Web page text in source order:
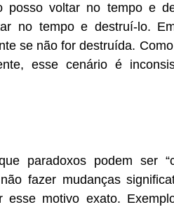
voltar no tempo e
no tempo e destruí-lo.
se não for destruída.
esse cenário é
paradoxos podem ser
fazer mudanças
motivo exato.